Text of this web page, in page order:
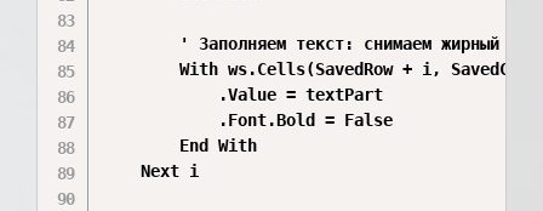
' Заполняем текст: снимаем жирный
With ws.Cells(SavedRow + i, SavedCol
            .Value = textPart
            .Font.Bold = False
        End With
    Next i